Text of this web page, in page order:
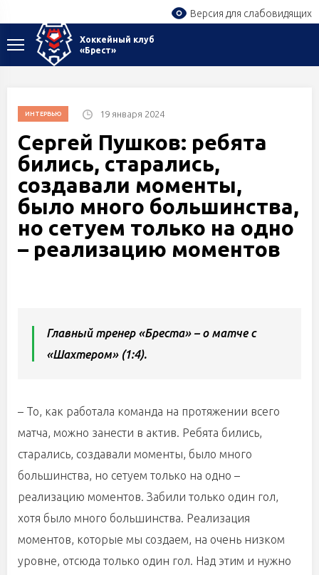
Версия для слабовидящих
Хоккейный клуб
«Брест»
ИНТЕРВЬЮ 19 января 2024
Сергей Пушков: ребята
бились, старались,
создавали моменты,
было много большинства,
но сетуем только на одно
– реализацию моментов
Главный тренер «Бреста» – о матче с
«Шахтером» (1:4).
– То, как работала команда на протяжении всего
матча, можно занести в актив. Ребята бились,
старались, создавали моменты, было много
большинства, но сетуем только на одно –
реализацию моментов. Забили только один гол,
хотя было много большинства. Реализация
моментов, которые мы создаем, на очень низком
уровне, отсюда только один гол. Над этим и нужно